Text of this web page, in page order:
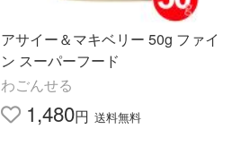
アサイー＆マキベリー 50g ファイ
ン スーパーフード
わごんせる
1,480円 送料無料